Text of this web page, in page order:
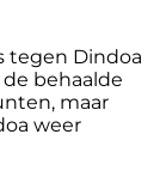
tegen Dindoa
behaalde
maar
weer